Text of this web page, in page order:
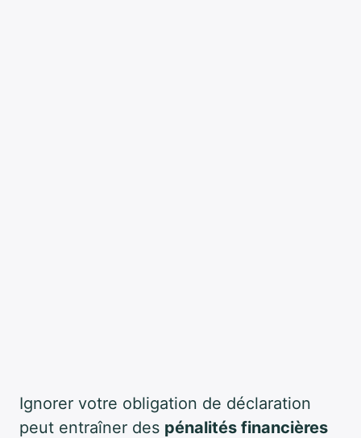
Ignorer votre obligation de déclaration
peut entraîner des pénalités financières